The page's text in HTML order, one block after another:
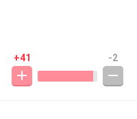
+41 -2